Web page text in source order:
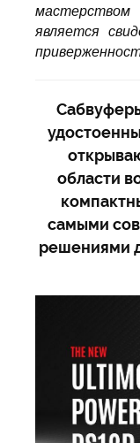
является
области
самыми
решениями